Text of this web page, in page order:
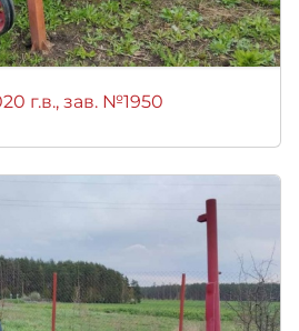
г.в., зав. №1950